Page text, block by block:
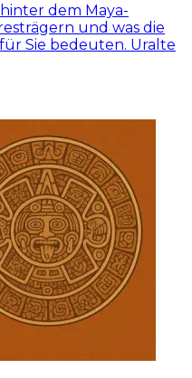
dem Maya-
und was die
Sie bedeuten. Uralte